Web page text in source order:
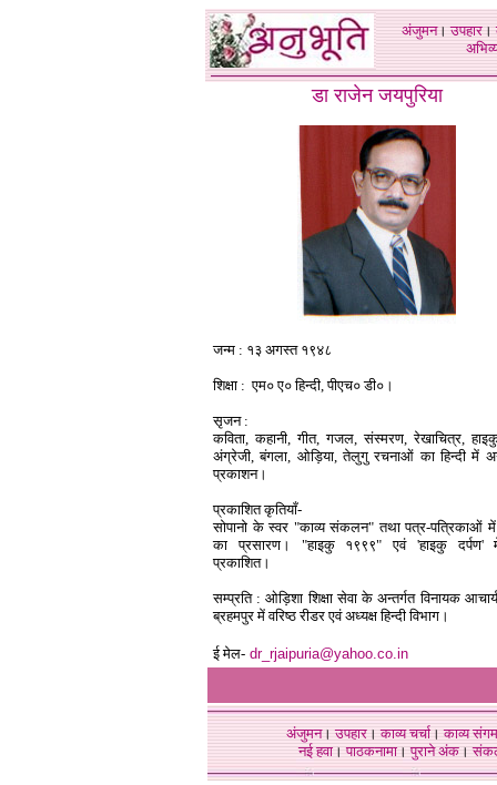
अंजुमन।उपहार।
डा राजेन जयपुरिया
जन्म : १३ अगस्त १९४८
शिक्षा : एम० ए० हिन्दी, पीएच० डी०।
सृजन :
कविता, कहानी, गीत, गजल, संस्मरण, रेखाचित्र,
अंग्रेजी, बंगला, ओड़िया, तेलुगु रचनाओं का हिन्दी में
प्रकाशन।
प्रकाशित कृतियाँ-
सोपानो के स्वर "काव्य संकलन" तथा पत्र-पत्रिकाओं
का प्रसारण। "हाइकु १९९९" एवं 'हाइकु दर्पण'
प्रकाशित।
सम्प्रति : ओड़िशा शिक्षा सेवा के अन्तर्गत विनायक
ब्रहमपुर में वरिष्ठ रीडर एवं अध्यक्ष हिन्दी विभाग।
ई मेल- dr_rjaipuria@yahoo.co.in
अंजुमन।उपहार।काव्य चर्चा।काव्य संगम
नई हवा। पाठकनामा। पुराने अंक।